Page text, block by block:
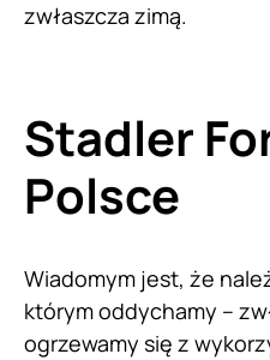
zwłaszcza zimą.
Stadler
Polsce
Wiadomym jest, że
którym oddychamy –
ogrzewamy się z